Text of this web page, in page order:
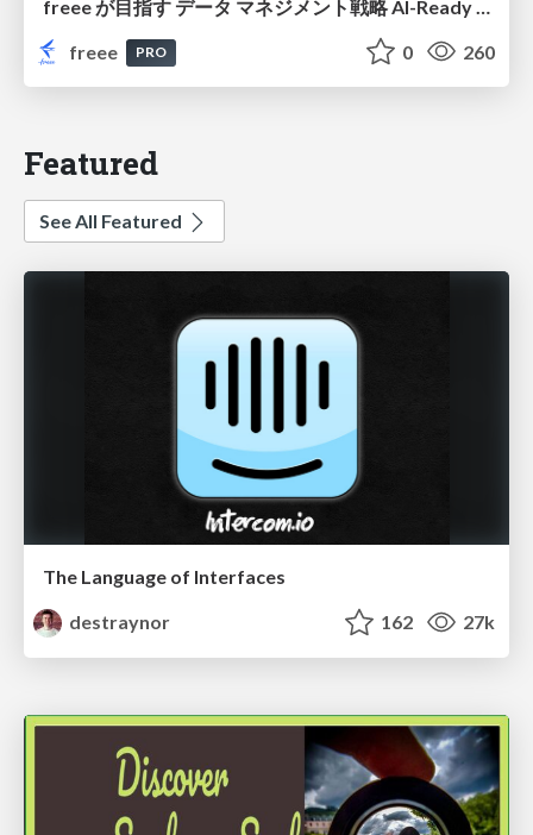
freee
PRO 0 260
Featured
See All Featured
The Language of Interfaces
destraynor
162 27k